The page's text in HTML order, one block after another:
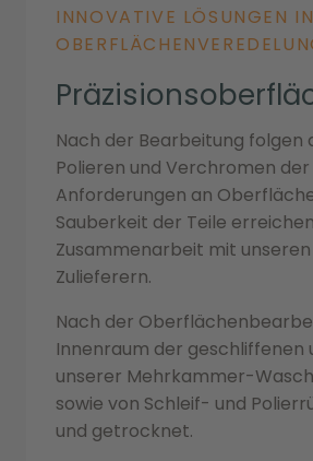
INNOVATIVE LÖSUNGEN
Nach der Bearbeitung folgen
Polieren und Verchromen
Anforderungen an
Sauberkeit der Teile
Zusammenarbeit mit
Zulieferern.
Nach der
Innenraum der geschliffenen
unserer Mehrkammer-
sowie von Schleif- und
und getrocknet.